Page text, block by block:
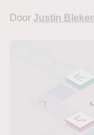
Door Justin